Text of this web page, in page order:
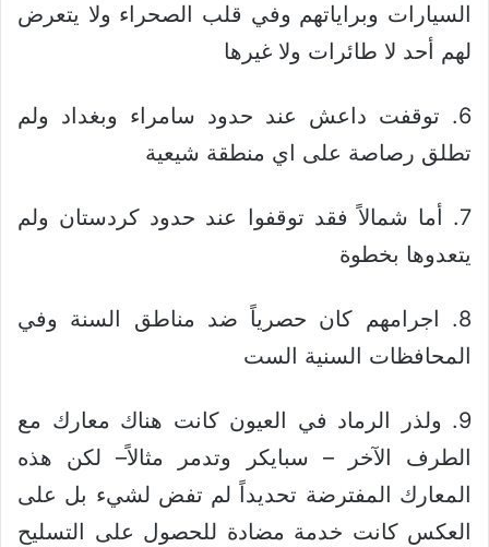
السيارات وبراياتهم وفي قلب الصحراء ولا يتعرض
لهم أحد لا طائرات ولا غيرها
6. توقفت داعش عند حدود سامراء وبغداد ولم
تطلق رصاصة على اي منطقة شيعية
7. أما شمالاً فقد توقفوا عند حدود كردستان ولم
يتعدوها بخطوة
8. اجرامهم كان حصرياً ضد مناطق السنة وفي
المحافظات السنية الست
9. ولذر الرماد في العيون كانت هناك معارك مع
الطرف الآخر – سبايكر وتدمر مثالاً– لكن هذه
المعارك المفترضة تحديداً لم تفض لشيء بل على
العكس كانت خدمة مضادة للحصول على التسليح